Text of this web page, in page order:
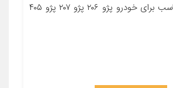
جنس ویسکوز مناسب برای خودرو پژو ۲۰۶ پژو ۲۰۷ پژو ۴۰۵